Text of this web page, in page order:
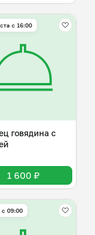
с 16:00
говядина с
1 600 ₽
c 09:00